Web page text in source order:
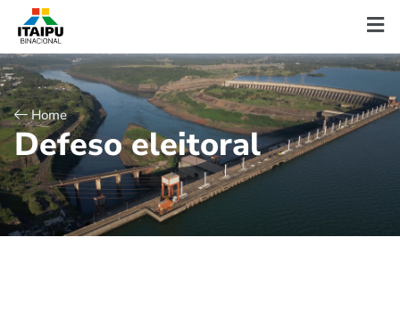
Home
Defeso eleitoral